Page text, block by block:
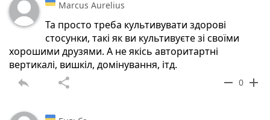
Marcus Aurelius
Та просто треба культивувати здорові
стосунки, такі як ви культивуєте зі своїми
хорошими друзями. А не якісь авторитартні
вертикалі, вишкіл, домінування, ітд.
reply share remove 0 add